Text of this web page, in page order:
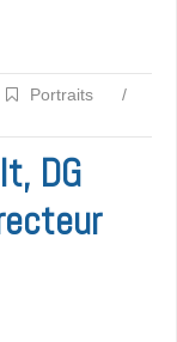
Portraits
/
DG